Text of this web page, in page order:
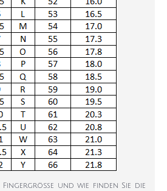
Fingergröße und wie finden Sie die